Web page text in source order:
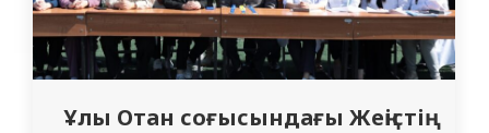
Ұлы Отан соғысындағы Жеңістің